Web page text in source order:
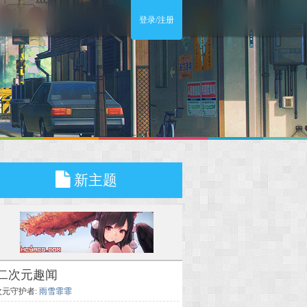
登录/注册
新主题
次元趣闻
元守护者: 雨雪霏霏